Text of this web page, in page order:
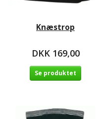
Knæstrop
DKK 169,00
Se produktet